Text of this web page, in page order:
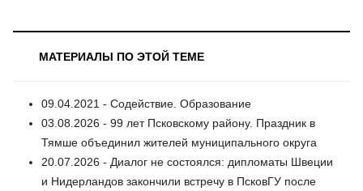
МАТЕРИАЛЫ ПО ЭТОЙ ТЕМЕ
09.04.2021 - Содействие. Образование
03.08.2026 - 99 лет Псковскому району. Праздник в
Тямше объединил жителей муниципального округа
20.07.2026 - Диалог не состоялся: дипломаты Швеции
и Нидерландов закончили встречу в ПсковГУ после